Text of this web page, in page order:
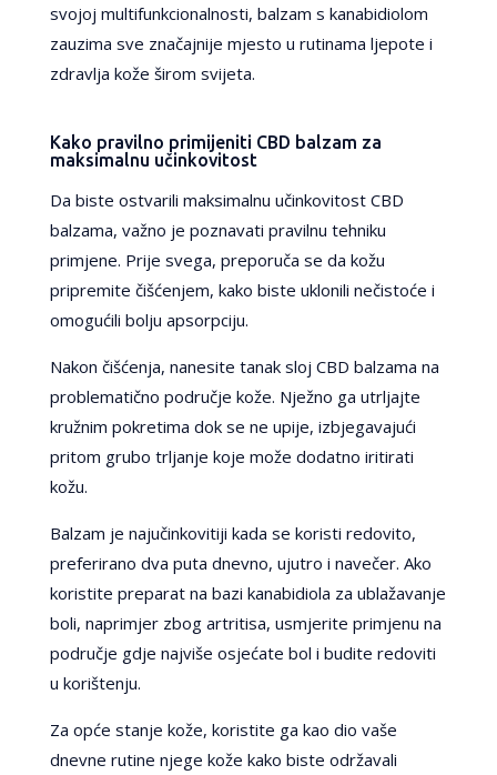
svojoj multifunkcionalnosti, balzam s kanabidiolom
zauzima sve značajnije mjesto u rutinama ljepote i
zdravlja kože širom svijeta.
Kako pravilno primijeniti CBD balzam za
maksimalnu učinkovitost
Da biste ostvarili maksimalnu učinkovitost CBD
balzama, važno je poznavati pravilnu tehniku
primjene. Prije svega, preporuča se da kožu
pripremite čišćenjem, kako biste uklonili nečistoće i
omogućili bolju apsorpciju.
Nakon čišćenja, nanesite tanak sloj CBD balzama na
problematično područje kože. Nježno ga utrljajte
kružnim pokretima dok se ne upije, izbjegavajući
pritom grubo trljanje koje može dodatno iritirati
kožu.
Balzam je najučinkovitiji kada se koristi redovito,
preferirano dva puta dnevno, ujutro i navečer. Ako
koristite preparat na bazi kanabidiola za ublažavanje
boli, naprimjer zbog artritisa, usmjerite primjenu na
područje gdje najviše osjećate bol i budite redoviti
u korištenju.
Za opće stanje kože, koristite ga kao dio vaše
dnevne rutine njege kože kako biste održavali